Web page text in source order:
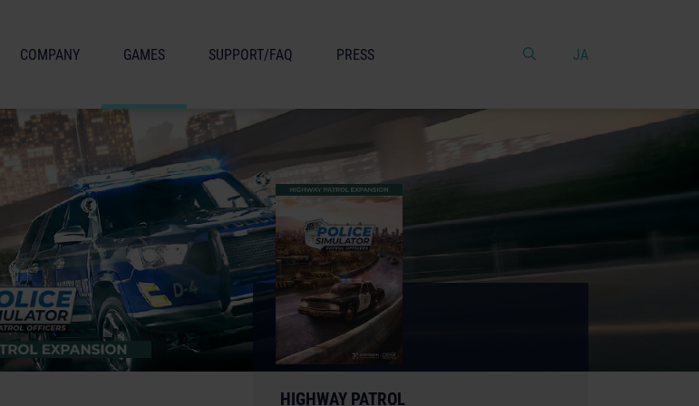
JA
COMPANY GAMES SUPPORT/FAQ PRESS
HIGHWAY PATROL